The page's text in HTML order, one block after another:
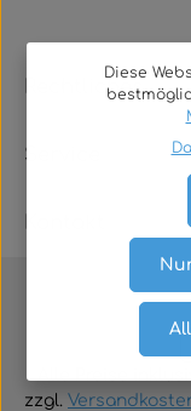
Rechtliches
Service
zzgl.
Diese